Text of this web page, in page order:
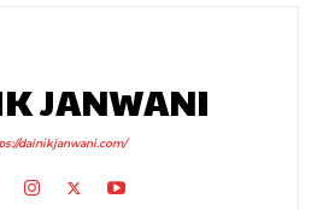
JANWANI
dainikjanwani.com/